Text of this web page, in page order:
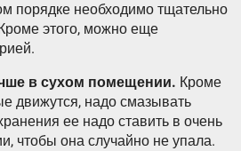
порядке необходимо тщательно
этого, можно еще
в сухом помещении. Кроме
движутся, надо смазывать
ее надо ставить в очень
чтобы она случайно не упала.